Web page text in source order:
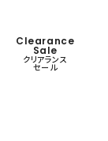
Clearance
Sale
クリアランス
セール